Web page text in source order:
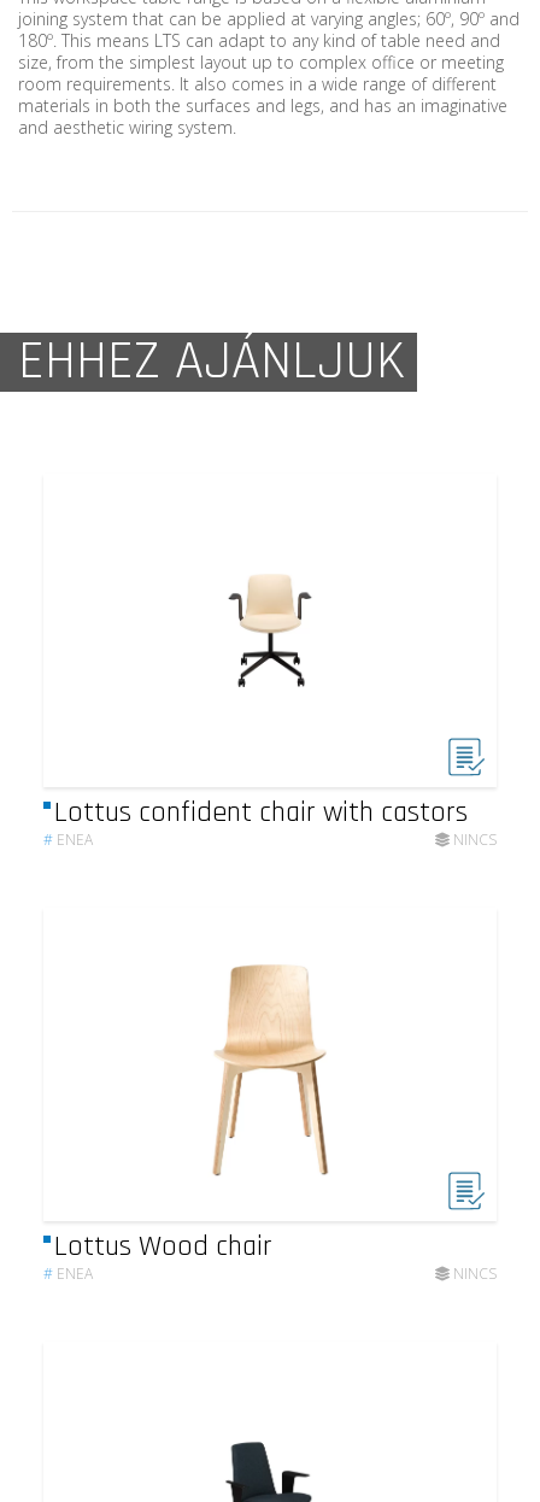
joining system that can be applied at varying angles; 60º, 90º and
180º. This means LTS can adapt to any kind of table need and
size, from the simplest layout up to complex office or meeting
room requirements. It also comes in a wide range of different
materials in both the surfaces and legs, and has an imaginative
and aesthetic wiring system.
EHHEZ AJÁNLJUK
Lottus confident chair with castors
# ENEA NINCS
Lottus Wood chair
# ENEA NINCS